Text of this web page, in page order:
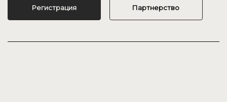
Регистрация Партнерство